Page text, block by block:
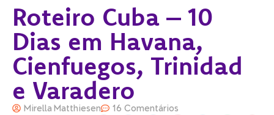
Roteiro Cuba – 10
Dias em Havana,
Cienfuegos, Trinidad
e Varadero
Mirella Matthiesen 16 Comentários